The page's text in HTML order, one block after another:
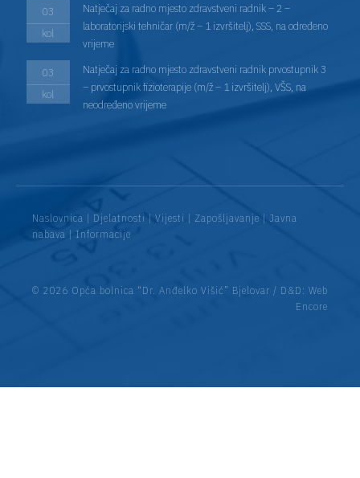
03
kol
Natječaj za radno mjesto zdravstveni radnik – 2 –
laboratorijski tehničar (m/ž – 1 izvršitelj), SSS, na određeno
vrijeme
03
kol
Natječaj za radno mjesto zdravstveni radnik prvostupnik 3
– prvostupnik fizioterapije (m/ž – 1 izvršitelj), VŠS, na
neodređeno vrijeme
Naslovnica | Djelatnosti | Vijesti | Zapošljavanje | Javna
nabava | Informacije
© 2026 Opća bolnica “Dr. Anđelko Višić” Bjelovar / D&D: Web
Encore